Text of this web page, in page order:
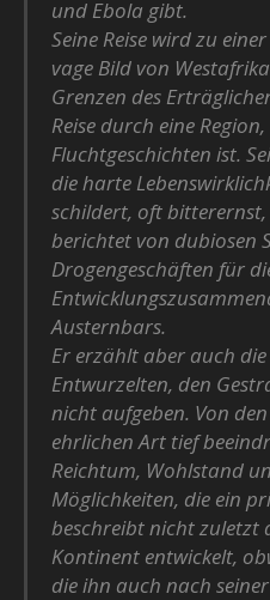
und Ebola gibt.
Seine Reise wird zu
vage Bild von
Grenzen des
Reise durch eine
Fluchtgeschichten ist.
die harte
schildert, oft
berichtet von dubiosen
Drogengeschäften für
Austernbars.
Er erzählt aber auch
Entwurzelten, den
nicht aufgeben. Von
ehrlichen Art tief
Reichtum, Wohlstand
Möglichkeiten, die ein
beschreibt nicht zuletzt
Kontinent entwickelt,
die ihn auch nach